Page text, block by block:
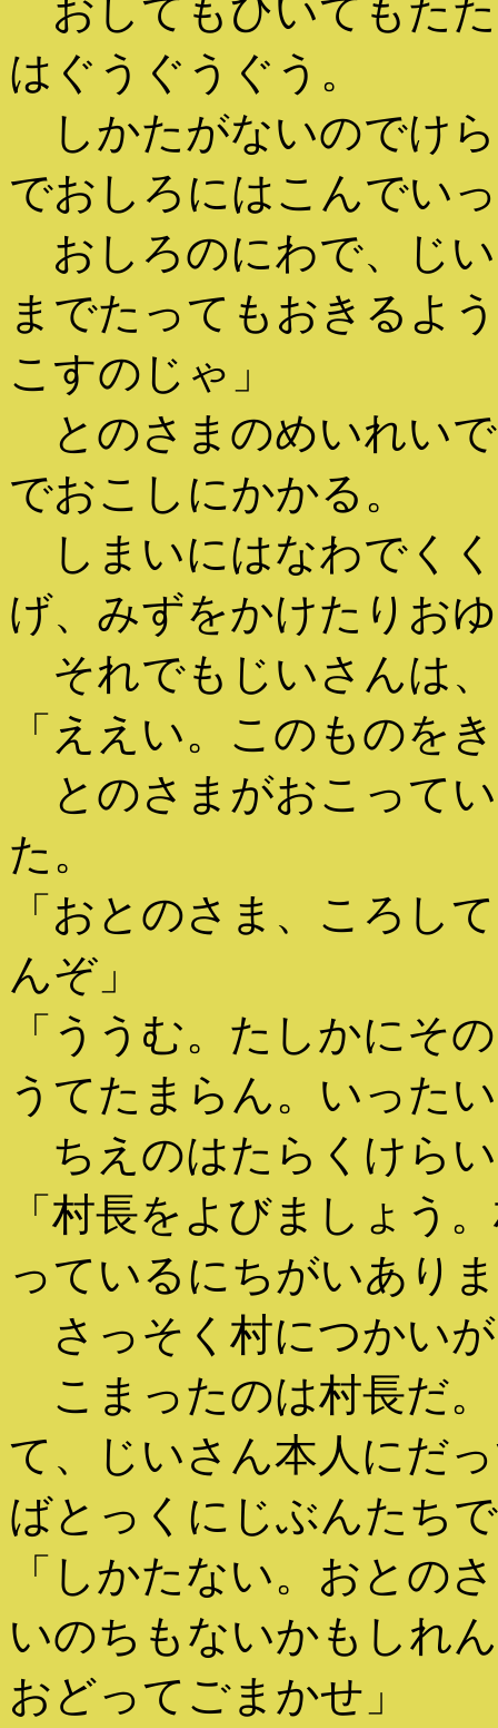
おしてもひいてもた
はぐうぐうぐう。
しかたがないのでけ
でおしろにはこんでい
おしろのにわで、じ
までたってもおきるよ
こすのじゃ」
とのさまのめいれい
でおこしにかかる。
しまいにはなわでく
げ、みずをかけたりお
それでもじいさんは
「ええい。このものを
とのさまがおこって
た。
「おとのさま、ころし
んぞ」
「ううむ。たしかにそ
うてたまらん。いった
ちえのはたらくけら
「村長をよびましょう
っているにちがいあり
さっそく村につかい
こまったのは村長だ
て、じいさん本人にだ
ばとっくにじぶんたち
「しかたない。おとの
いのちもないかもしれ
おどってごまかせ」